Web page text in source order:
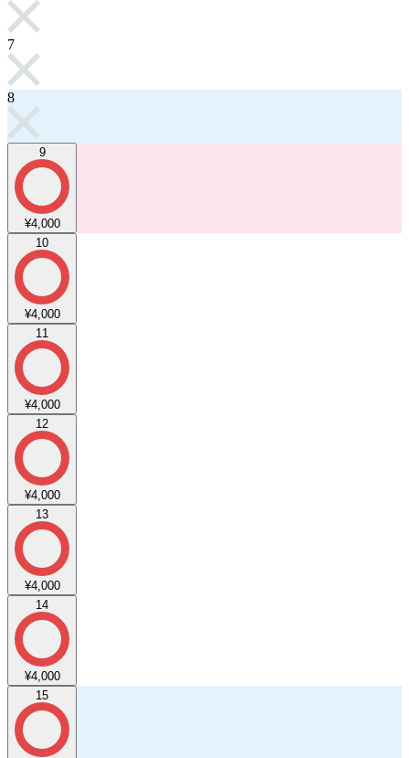
7
8
9
¥4,000
10
¥4,000
11
¥4,000
12
¥4,000
13
¥4,000
14
¥4,000
15